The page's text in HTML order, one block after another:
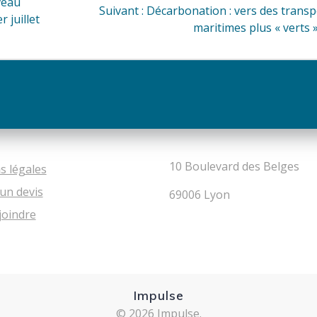
juillet
Suivant : Article
Décarbonation : vers des
maritimes plus « verts
légales
devis
10 Boulevard des Belges
69006 Lyon
Impulse
© 2026 Impulse.